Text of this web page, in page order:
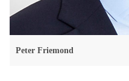
Peter Friemond